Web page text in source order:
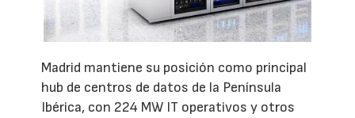
Madrid mantiene su posición como principal
hub de centros de datos de la Península
Ibérica, con 224 MW IT operativos y otros